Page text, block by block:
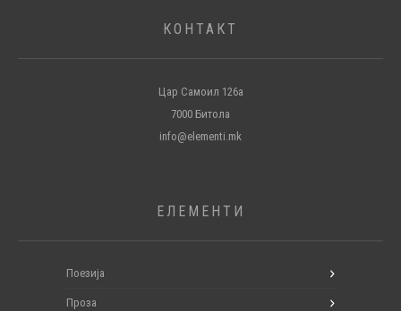
КОНТАКТ
Цар Самоил 126а
7000 Битола
info@elementi.mk
ЕЛЕМЕНТИ
Поезија
Проза